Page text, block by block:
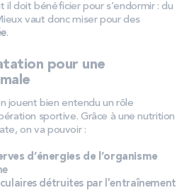
il doit bénéficier pour s’endormir : du
vaut donc miser pour des
.
pour une
jouent bien entendu un rôle
sportive. Grâce à une nutrition
on va pouvoir :
d’énergies de l’organisme
détruites par l'entraînement